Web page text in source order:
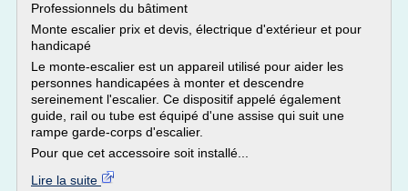
Professionnels du bâtiment
Monte escalier prix et devis, électrique d'extérieur et pour
handicapé
Le monte-escalier est un appareil utilisé pour aider les
personnes handicapées à monter et descendre
sereinement l'escalier. Ce dispositif appelé également
guide, rail ou tube est équipé d'une assise qui suit une
rampe garde-corps d'escalier.
Pour que cet accessoire soit installé...
Lire la suite